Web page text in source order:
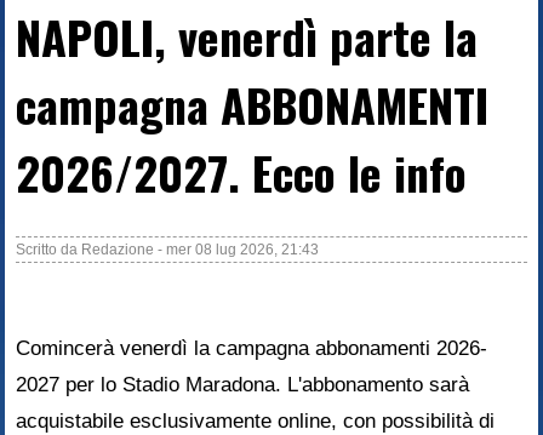
NAPOLI, venerdì parte la
campagna ABBONAMENTI
2026/2027. Ecco le info
Scritto da Redazione - mer 08 lug 2026, 21:43
Comincerà venerdì la campagna abbonamenti 2026-
2027 per lo Stadio Maradona. L'abbonamento sarà
acquistabile esclusivamente online, con possibilità di